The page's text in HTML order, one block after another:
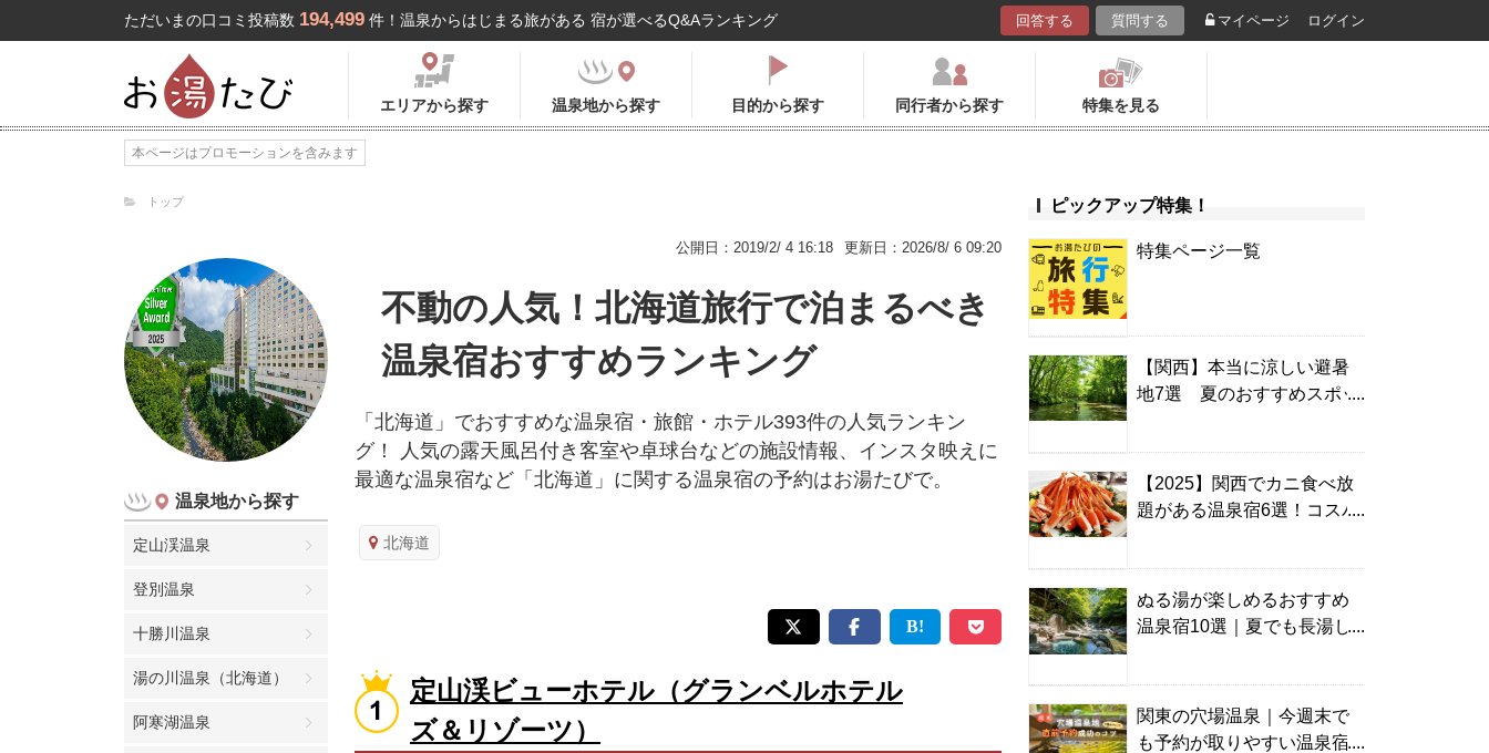
ただいまの口コミ投稿数 194,499 件！温泉からはじまる旅がある 宿が選べるQ&Aランキング 回答する 質問する マイページ ログイン
エリアから探す 温泉地から探す 目的から探す 同行者から探す 特集を見る
本ページはプロモーションを含みます
トップ
公開日：2019/2/ 4 16:18 更新日：2026/8/ 6 09:20
温泉地から探す
定山渓温泉
登別温泉
十勝川温泉
湯の川温泉（北海道）
阿寒湖温泉
不動の人気！北海道旅行で泊まるべき
温泉宿おすすめランキング
「北海道」でおすすめな温泉宿・旅館・ホテル393件の人気ランキン
グ！ 人気の露天風呂付き客室や卓球台などの施設情報、インスタ映えに
最適な温泉宿など「北海道」に関する温泉宿の予約はお湯たびで。
北海道
定山渓ビューホテル（グランベルホテル
ズ＆リゾーツ）
ピックアップ特集！
特集ページ一覧
【関西】本当に涼しい避暑
地7選 夏のおすすめスポッ
【2025】関西でカニ食べ放
題がある温泉宿6選！コスパ
ぬる湯が楽しめるおすすめ
温泉宿10選｜夏でも長湯し
関東の穴場温泉｜今週末で
も予約が取りやすい温泉宿